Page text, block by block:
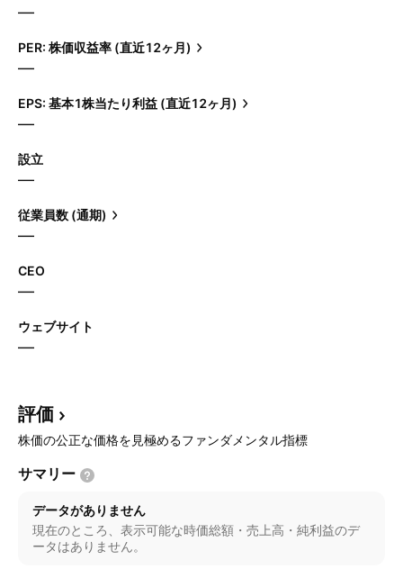
—
PER: 株価収益率 (直近12ヶ月)
—
EPS: 基本1株当たり利益 (直近12ヶ月)
—
設立
—
従業員数 (通期)
—
CEO
—
ウェブサイト
—
評価
株価の公正な価格を見極めるファンダメンタル指標
サマリー
データがありません
現在のところ、表示可能な時価総額・売上高・純利益のデ
ータはありません。